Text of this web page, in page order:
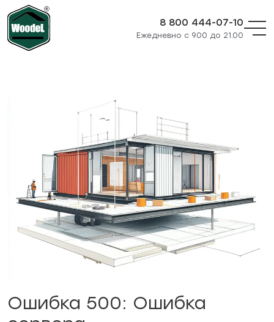
8 800 444-07-10
Ежедневно с 9.00 до 21.00
Ошибка 500: Ошибка